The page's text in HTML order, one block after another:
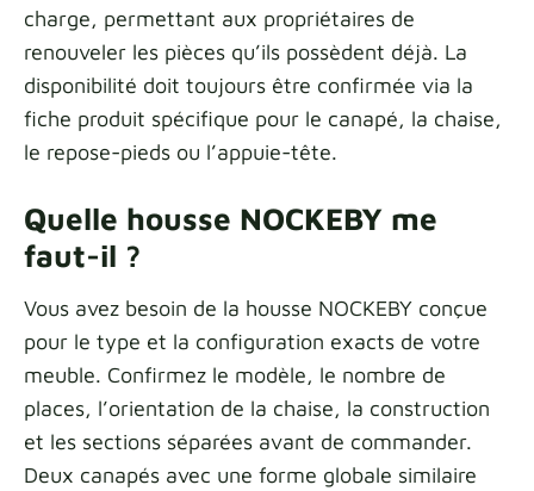
charge, permettant aux propriétaires de
renouveler les pièces qu’ils possèdent déjà. La
disponibilité doit toujours être confirmée via la
fiche produit spécifique pour le canapé, la chaise,
le repose-pieds ou l’appuie-tête.
Quelle housse NOCKEBY me
faut-il ?
Vous avez besoin de la housse NOCKEBY conçue
pour le type et la configuration exacts de votre
meuble. Confirmez le modèle, le nombre de
places, l’orientation de la chaise, la construction
et les sections séparées avant de commander.
Deux canapés avec une forme globale similaire